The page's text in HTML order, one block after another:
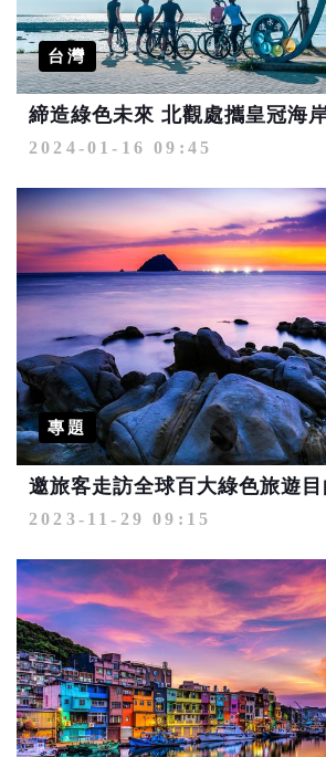
台灣
2024-01-16 09:45
專題
2023-11-29 09:15